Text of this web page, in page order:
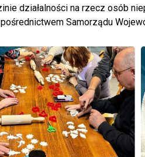
działalności na rzecz osób
Samorządu